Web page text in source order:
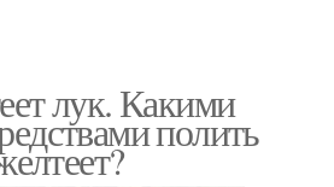
лук. Какими
полить